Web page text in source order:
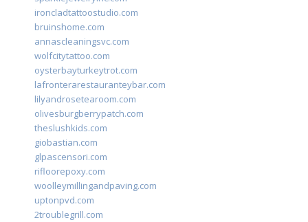
ironcladtattoostudio.com
bruinshome.com
annascleaningsvc.com
wolfcitytattoo.com
oysterbayturkeytrot.com
lafronterarestauranteybar.com
lilyandrosetearoom.com
olivesburgberrypatch.com
theslushkids.com
giobastian.com
glpascensori.com
rifloorepoxy.com
woolleymillingandpaving.com
uptonpvd.com
2troublegrill.com